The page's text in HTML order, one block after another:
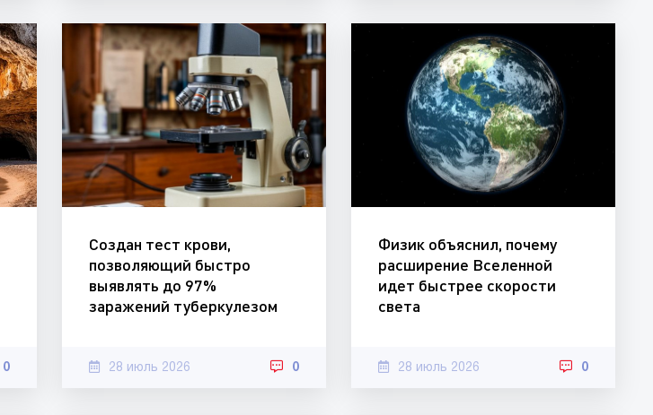
0
Создан тест крови,
позволяющий быстро
выявлять до 97%
заражений туберкулезом
28 июль 2026 0
Физик объяснил, почему
расширение Вселенной
идет быстрее скорости
света
28 июль 2026 0